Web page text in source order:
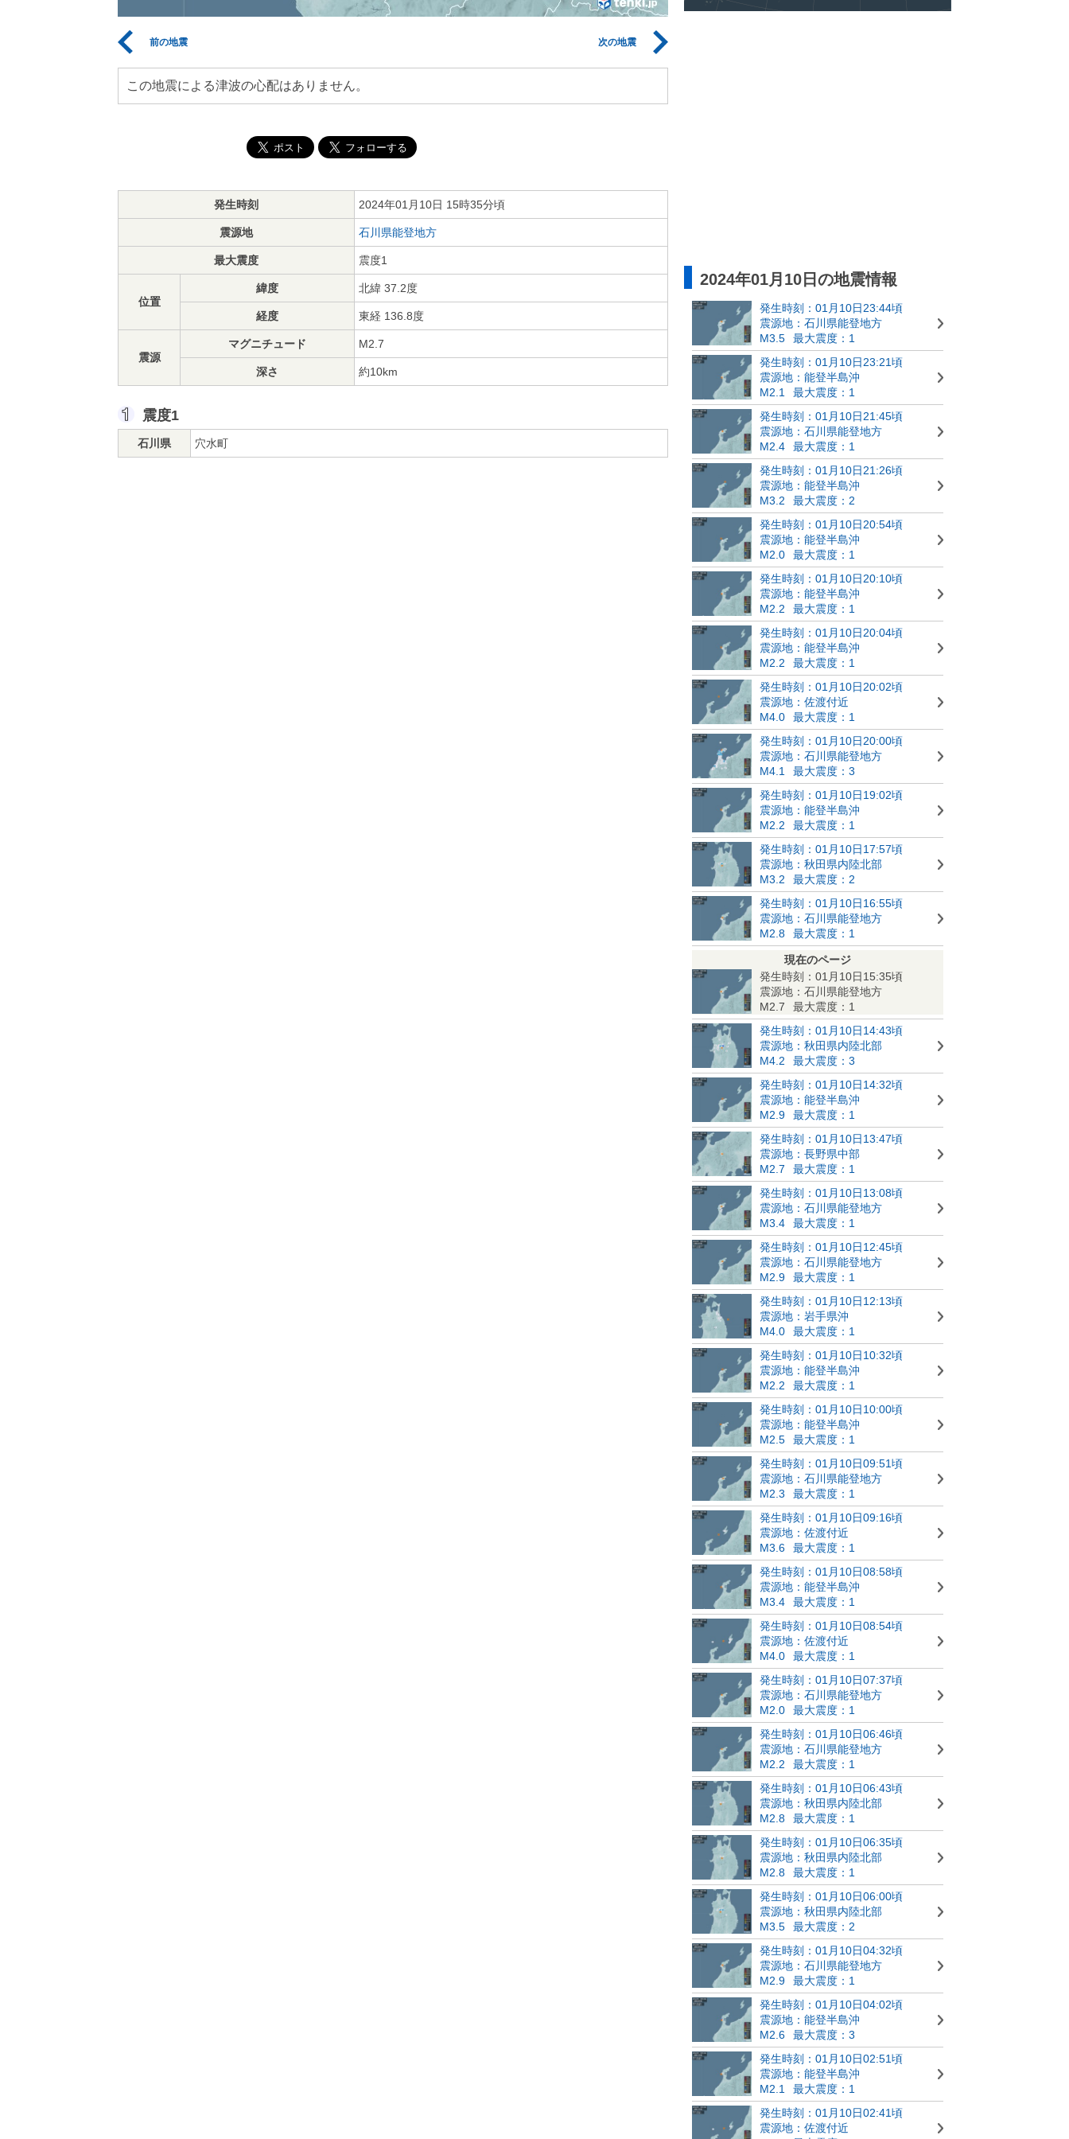
前の地震 次の地震
この地震による津波の心配はありません。
発生時刻 2024年01月10日 15時35分頃
震源地 石川県能登地方
最大震度 震度1
位置
緯度 北緯 37.2度
経度 東経 136.8度
震源
マグニチュード M2.7
深さ 約10km
震度1
石川県 穴水町
2024年01月10日の地震情報
発生時刻：01月10日23:44頃
震源地：石川県能登地方
M3.5
最大震度：1
発生時刻：01月10日23:21頃
震源地：能登半島沖
M2.1
最大震度：1
発生時刻：01月10日21:45頃
震源地：石川県能登地方
M2.4
最大震度：1
発生時刻：01月10日21:26頃
震源地：能登半島沖
M3.2
最大震度：2
発生時刻：01月10日20:54頃
震源地：能登半島沖
M2.0
最大震度：1
発生時刻：01月10日20:10頃
震源地：能登半島沖
M2.2
最大震度：1
発生時刻：01月10日20:04頃
震源地：能登半島沖
M2.2
最大震度：1
発生時刻：01月10日20:02頃
震源地：佐渡付近
M4.0
最大震度：1
発生時刻：01月10日20:00頃
震源地：石川県能登地方
M4.1
最大震度：3
発生時刻：01月10日19:02頃
震源地：能登半島沖
M2.2
最大震度：1
発生時刻：01月10日17:57頃
震源地：秋田県内陸北部
M3.2
最大震度：2
発生時刻：01月10日16:55頃
震源地：石川県能登地方
M2.8
最大震度：1
現在のページ
発生時刻：01月10日15:35頃
震源地：石川県能登地方
M2.7
最大震度：1
発生時刻：01月10日14:43頃
震源地：秋田県内陸北部
M4.2
最大震度：3
発生時刻：01月10日14:32頃
震源地：能登半島沖
M2.9
最大震度：1
発生時刻：01月10日13:47頃
震源地：長野県中部
M2.7
最大震度：1
発生時刻：01月10日13:08頃
震源地：石川県能登地方
M3.4
最大震度：1
発生時刻：01月10日12:45頃
震源地：石川県能登地方
M2.9
最大震度：1
発生時刻：01月10日12:13頃
震源地：岩手県沖
M4.0
最大震度：1
発生時刻：01月10日10:32頃
震源地：能登半島沖
M2.2
最大震度：1
発生時刻：01月10日10:00頃
震源地：能登半島沖
M2.5
最大震度：1
発生時刻：01月10日09:51頃
震源地：石川県能登地方
M2.3
最大震度：1
発生時刻：01月10日09:16頃
震源地：佐渡付近
M3.6
最大震度：1
発生時刻：01月10日08:58頃
震源地：能登半島沖
M3.4
最大震度：1
発生時刻：01月10日08:54頃
震源地：佐渡付近
M4.0
最大震度：1
発生時刻：01月10日07:37頃
震源地：石川県能登地方
M2.0
最大震度：1
発生時刻：01月10日06:46頃
震源地：石川県能登地方
M2.2
最大震度：1
発生時刻：01月10日06:43頃
震源地：秋田県内陸北部
M2.8
最大震度：1
発生時刻：01月10日06:35頃
震源地：秋田県内陸北部
M2.8
最大震度：1
発生時刻：01月10日06:00頃
震源地：秋田県内陸北部
M3.5
最大震度：2
発生時刻：01月10日04:32頃
震源地：石川県能登地方
M2.9
最大震度：1
発生時刻：01月10日04:02頃
震源地：能登半島沖
M2.6
最大震度：3
発生時刻：01月10日02:51頃
震源地：能登半島沖
M2.1
最大震度：1
発生時刻：01月10日02:41頃
震源地：佐渡付近